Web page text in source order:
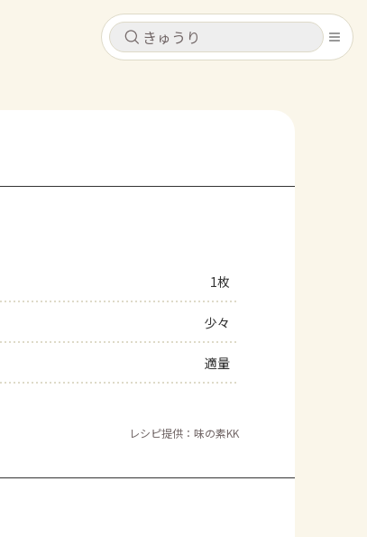
キャンセル
レシピ
トーク
よくあるお問い合わせ
キャンセル
1枚
少々
適量
レシピ提供：味の素KK